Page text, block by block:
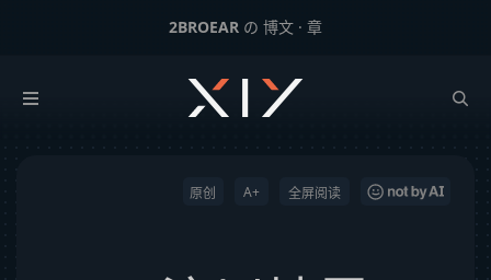
2BROEAR の 博文 · 章
5.12 汶川地震 12年
全屏阅读
A+
原创